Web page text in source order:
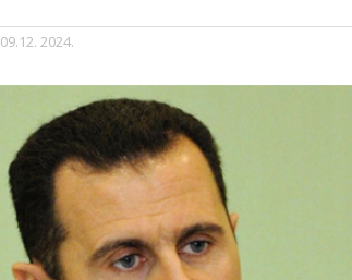
09.12. 2024.